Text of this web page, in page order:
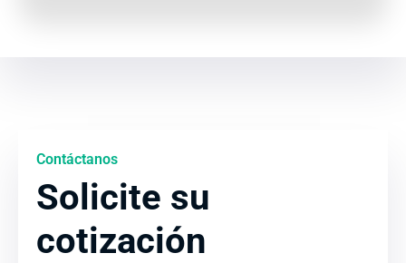
Contáctanos
Solicite su
cotización